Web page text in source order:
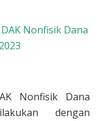
Nonfisik Dana
Nonfisik Dana
dengan